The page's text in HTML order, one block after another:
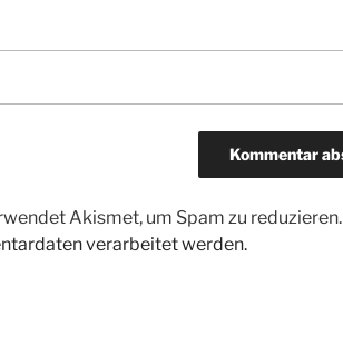
Akismet, um Spam zu reduzieren.
verarbeitet werden.